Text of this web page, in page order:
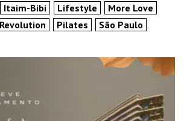
Itaim-Bibi Lifestyle
More Love
Pilates
São Paulo